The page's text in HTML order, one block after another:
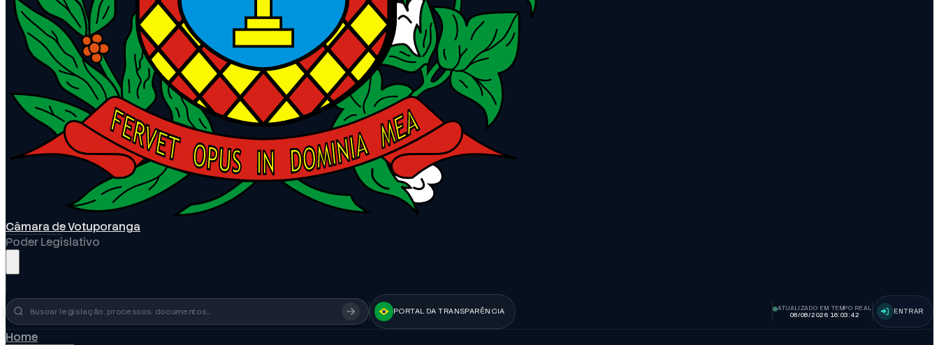
Câmara de Votuporanga
Poder Legislativo
Busca no portal PORTAL DA TRANSPARÊNCIA
ATUALIZADO EM TEMPO REAL
08/08/2026 16:03:44
ENTRAR
Home